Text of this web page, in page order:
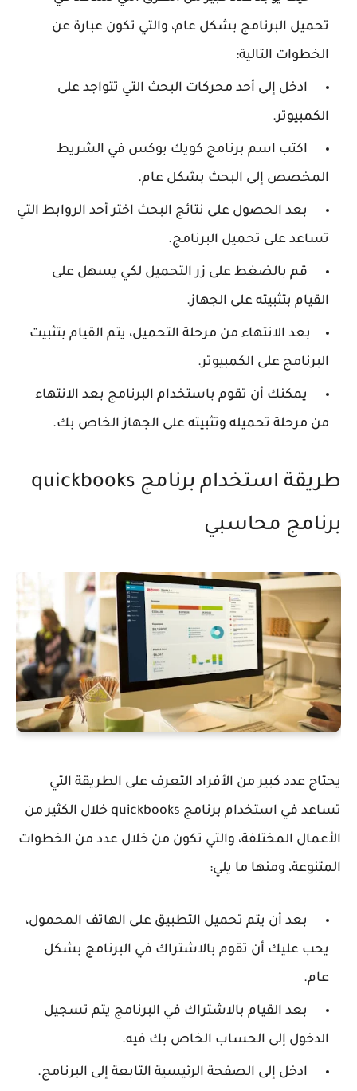
تحميل البرنامج بشكل عام، والتي تكون عبارة عن
الخطوات التالية:
ادخل إلى أحد محركات البحث التي تتواجد على
الكمبيوتر.
اكتب اسم برنامج كويك بوكس في الشريط
المخصص إلى البحث بشكل عام.
بعد الحصول على نتائج البحث اختر أحد الروابط التي
تساعد على تحميل البرنامج.
قم بالضغط على زر التحميل لكي يسهل على
القيام بتثبيته على الجهاز.
بعد الانتهاء من مرحلة التحميل، يتم القيام بتثبيت
البرنامج على الكمبيوتر.
يمكنك أن تقوم باستخدام البرنامج بعد الانتهاء
من مرحلة تحميله وتثبيته على الجهاز الخاص بك.
طريقة استخدام برنامج quickbooks
برنامج محاسبي
يحتاج عدد كبير من الأفراد التعرف على الطريقة التي
تساعد في استخدام برنامج quickbooks خلال الكثير من
الأعمال المختلفة، والتي تكون من خلال عدد من الخطوات
المتنوعة، ومنها ما يلي:
بعد أن يتم تحميل التطبيق على الهاتف المحمول،
يحب عليك أن تقوم بالاشتراك في البرنامج بشكل
عام.
بعد القيام بالاشتراك في البرنامج يتم تسجيل
الدخول إلى الحساب الخاص بك فيه.
ادخل إلى الصفحة الرئيسية التابعة إلى البرنامج.